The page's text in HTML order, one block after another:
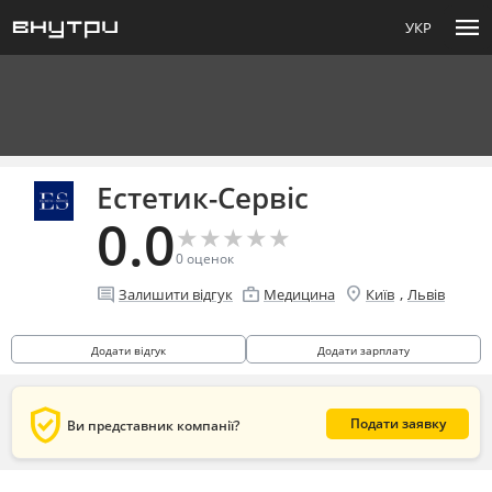
УКР menu
Естетик-Сервіс
0.0★
★★
★★
★★
★★
★
0оценок
comment Залишити відгук enterprise Медицина location_on Київ , Львів
Додати відгук Додати зарплату
verified_user Ви представник компанії? Подати заявку